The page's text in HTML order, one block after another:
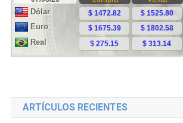
ARTÍCULOS RECIENTES